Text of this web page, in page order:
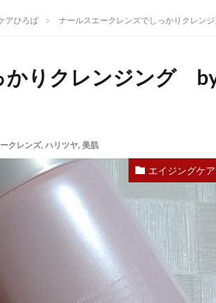
アひろば ナールスエークレンズでしっかりクレン
かりクレンジング
クレンズ, ハリツヤ, 美肌
エイジングケ